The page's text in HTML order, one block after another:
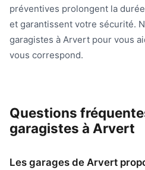
préventives prolongent la
et garantissent votre sécurité.
garagistes à Arvert pour vous
vous correspond.
Questions
garagistes à Arvert
Les garages de Arvert